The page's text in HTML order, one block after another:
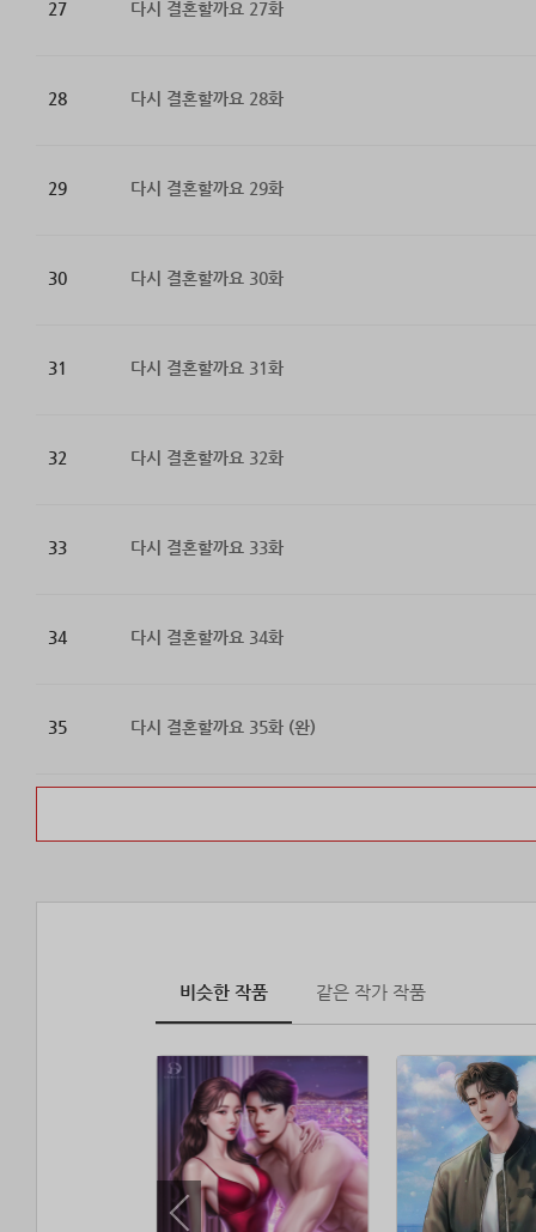
27 다시 결혼할까요 27화
28 다시 결혼할까요 28화
29 다시 결혼할까요 29화
30 다시 결혼할까요 30화
31 다시 결혼할까요 31화
32 다시 결혼할까요 32화
33 다시 결혼할까요 33화
34 다시 결혼할까요 34화
35 다시 결혼할까요 35화 (완)
비슷한 작품 같은 작가 작품